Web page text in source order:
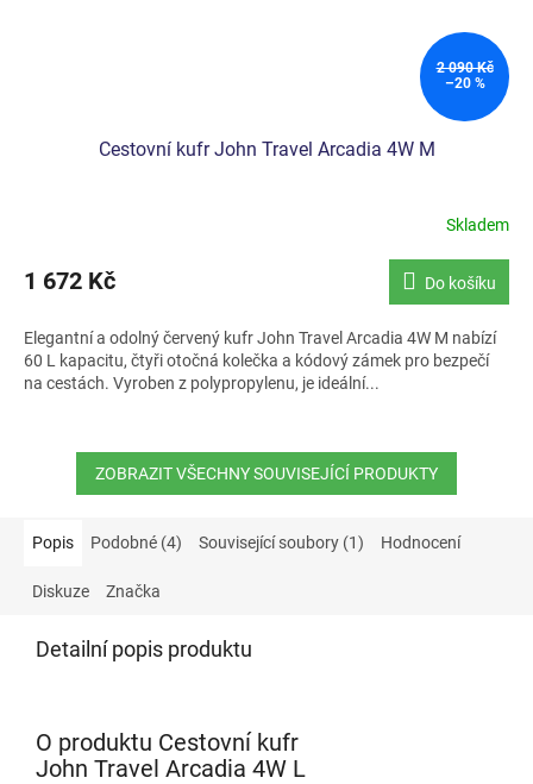
2 090 Kč
–20 %
Cestovní kufr John Travel Arcadia 4W M
Skladem
1 672 Kč Do košíku
Elegantní a odolný červený kufr John Travel Arcadia 4W M nabízí
60 L kapacitu, čtyři otočná kolečka a kódový zámek pro bezpečí
na cestách. Vyroben z polypropylenu, je ideální...
ZOBRAZIT VŠECHNY SOUVISEJÍCÍ PRODUKTY
Popis Podobné (4) Související soubory (1) Hodnocení
Diskuze Značka
Detailní popis produktu
O produktu Cestovní kufr
John Travel Arcadia 4W L